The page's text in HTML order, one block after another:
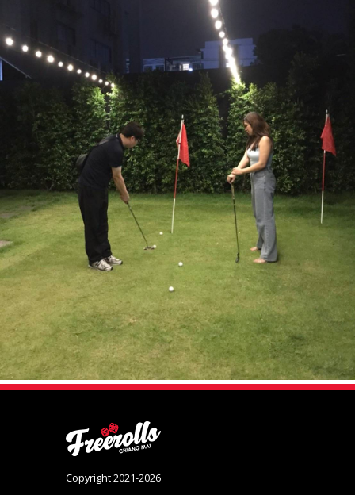
Copyright 2021-2026